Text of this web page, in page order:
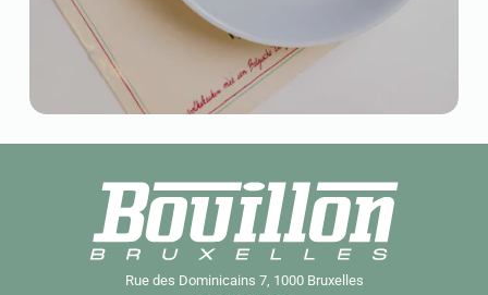
Rue des Dominicains 7, 1000 Bruxelles